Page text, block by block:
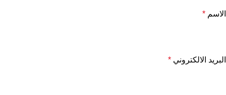
الاسم *
البريد الالكتروني *